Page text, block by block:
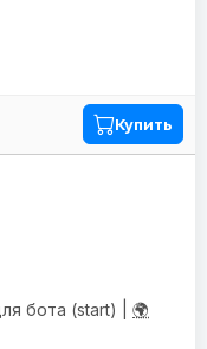
Купить
бота (start) | 🌍